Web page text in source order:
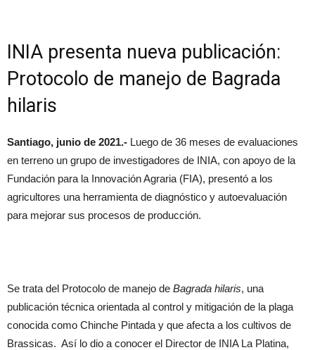
Sostenibilidad y
Medio Ambiente
INIA presenta nueva publicación:
Protocolo de manejo de Bagrada
hilaris
Santiago, junio de 2021.- Luego de 36 meses de evaluaciones
en terreno un grupo de investigadores de INIA, con apoyo de la
Fundación para la Innovación Agraria (FIA), presentó a los
agricultores una herramienta de diagnóstico y autoevaluación
para mejorar sus procesos de producción.
Se trata del Protocolo de manejo de Bagrada hilaris, una
publicación técnica orientada al control y mitigación de la plaga
conocida como Chinche Pintada y que afecta a los cultivos de
Brassicas. Así lo dio a conocer el Director de INIA La Platina,